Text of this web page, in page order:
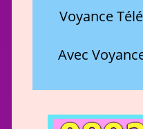
Voyance
Avec